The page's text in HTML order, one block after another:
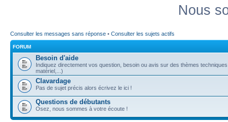
Nous
Consulter les messages sans réponse • Consulter les sujets actifs
FORUM
Besoin d'aide
Indiquez directement vos question, besoin ou avis sur des thèmes
matériel,...)
Clavardage
Pas de sujet précis alors écrivez le ici !
Questions de débutants
Osez, nous sommes à votre écoute !